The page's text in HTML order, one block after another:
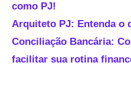
como PJ!
Arquiteto PJ: Entenda o
Conciliação Bancária:
facilitar sua rotina